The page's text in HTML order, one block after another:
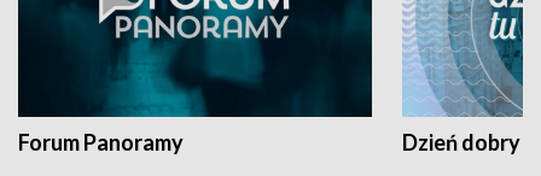
Forum Panoramy Dzień dobry